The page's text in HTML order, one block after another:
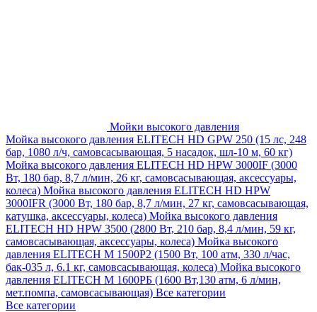
Мойки высокого давления
Мойка высокого давления ELITECH HD GPW 250 (15 лс, 248
бар, 1080 л/ч, самовсасывающая, 5 насадок, шл-10 м, 60 кг)
Мойка высокого давления ELITECH HD HPW 3000IF (3000
Вт, 180 бар, 8,7 л/мин, 26 кг, самовсасывающая, аксессуары,
колеса) Мойка высокого давления ELITECH HD HPW
3000IFR (3000 Вт, 180 бар, 8,7 л/мин, 27 кг, самовсасывающая,
катушка, аксессуары, колеса) Мойка высокого давления
ELITECH HD HPW 3500 (2800 Вт, 210 бар, 8,4 л/мин, 59 кг,
самовсасывающая, аксессуары, колеса) Мойка высокого
давления ELITECH M 1500P2 (1500 Вт, 100 атм, 330 л/час,
бак-035 л, 6.1 кг, самовсасывающая, колеса) Мойка высокого
давления ELITECH М 1600РБ (1600 Вт,130 атм, 6 л/мин,
мет.помпа, самовсасывающая) Все категории
Все категории